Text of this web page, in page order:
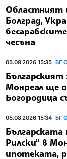
Областният
Болград,
чесъна
05.08.2026 15:35 БГ
Българският
Монреал ще
Богородица
05.08.2026 15:34 БГ
Българската
Рилски“ в
ипотеката,